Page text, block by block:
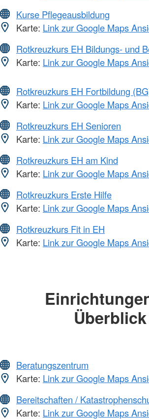
Kurse Pflegeausbildung
Karte: Link zur Google Maps
Rotkreuzkurs EH Bildungs- und
Karte: Link zur Google Maps
Rotkreuzkurs EH Fortbildung
Karte: Link zur Google Maps
Rotkreuzkurs EH Senioren
Karte: Link zur Google Maps
Rotkreuzkurs EH am Kind
Karte: Link zur Google Maps
Rotkreuzkurs Erste Hilfe
Karte: Link zur Google Maps
Rotkreuzkurs Fit in EH
Karte: Link zur Google Maps
Überblick
Beratungszentrum
Karte: Link zur Google Maps
Bereitschaften /
Karte: Link zur Google Maps